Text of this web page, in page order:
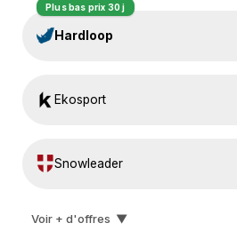
Hardloop
Plus bas prix 30 j
Ekosport
Snowleader
I-run
Voir + d'offres ▼